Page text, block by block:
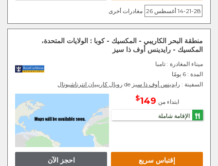
14-21-28 أغسطس 26 مغادرات أخرى
منطقة البحر الكاريبي - المكسيك - كوبا : الولايات المتحدة،
المكسيك - رايدينس أوف ذا سيز
ميناء المغادرة : تامبا
المدة : 6 يومًا
السفينة : رايدينس أوف ذا سيز رويال كاريبيان انترناشيونال
ابتداء من 149
$
الإقامة شاملة
احجز الآن إقتباس سريع